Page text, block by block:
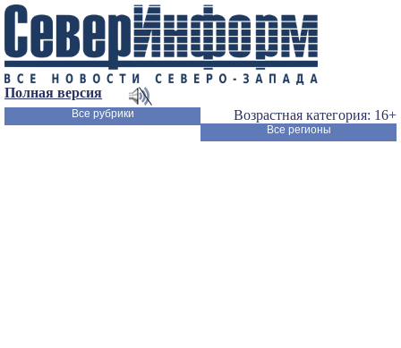
Полная версия
Возрастная категория: 16+
Все рубрики
Все регионы